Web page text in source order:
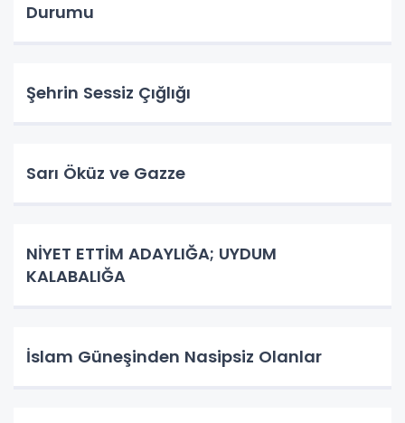
Durumu
Şehrin Sessiz Çığlığı
Sarı Öküz ve Gazze
NİYET ETTİM ADAYLIĞA; UYDUM
KALABALIĞA
İslam Güneşinden Nasipsiz Olanlar